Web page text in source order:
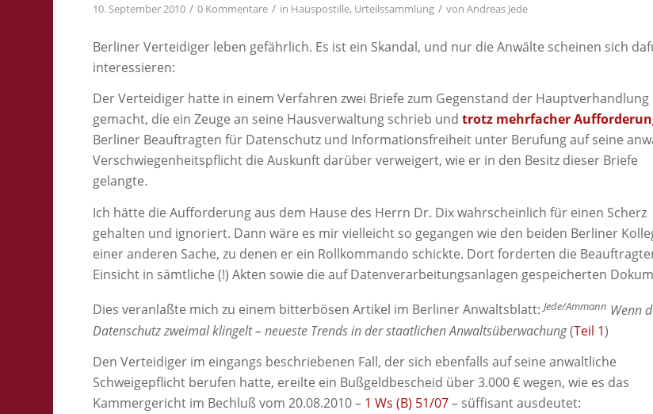
10. September 2010 / 0 Kommentare / in Hauspostille, Urteilssammlung / vonAndreas Jede
Berliner Verteidiger leben gefährlich. Es ist ein Skandal, und nur die Anwälte scheinen sich
interessieren:
Der Verteidiger hatte in einem Verfahren zwei Briefe zum Gegenstand der Hauptverhandlung
gemacht, die ein Zeuge an seine Hausverwaltung schrieb undtrotz mehrfacher
Berliner Beauftragten für Datenschutz und Informationsfreiheit unter Berufung auf seine
Verschwiegenheitspflicht die Auskunft darüber verweigert, wie er in den Besitz dieser Briefe
gelangte.
Ich hätte die Aufforderung aus dem Hause des Herrn Dr. Dix wahrscheinlich für einen Scherz
gehalten und ignoriert. Dann wäre es mir vielleicht so gegangen wie den beiden Berliner
einer anderen Sache, zu denen er ein Rollkommando schickte. Dort forderten die
Einsicht in sämtliche (!) Akten sowie die auf Datenverarbeitungsanlagen gespeicherten
Dies veranlaßte mich zu einem bitterbösen Artikel im Berliner Anwaltsblatt:Jede/Ammann Wenn
Datenschutz zweimal klingelt – neueste Trends in der staatlichen Anwaltsüberwachung(Teil 1)
Den Verteidiger im eingangs beschriebenen Fall, der sich ebenfalls auf seine anwaltliche
Schweigepflicht berufen hatte, ereilte ein Bußgeldbescheid über 3.000 € wegen, wie es das
Kammergericht im Bechluß vom 20.08.2010 – 1 Ws (B) 51/07– süffisant ausdeutet: